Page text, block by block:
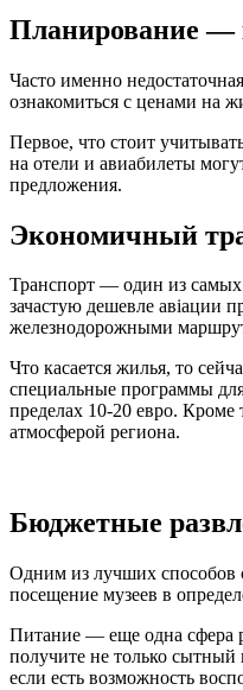
Планирование —
Часто именно
ознакомиться с ценами на
Первое, что стоит
на отели и авиабилеты
предложения.
Экономичный
Транспорт — один из самых
зачастую дешевле авіации
железнодорожными
Что касается жилья, то
специальные программы
пределах 10-20 евро. Кроме
атмосферой региона.
Бюджетные
Одним из лучших способов
посещение музеев в
Питание — еще одна сфера
получите не только сытный
если есть возможность